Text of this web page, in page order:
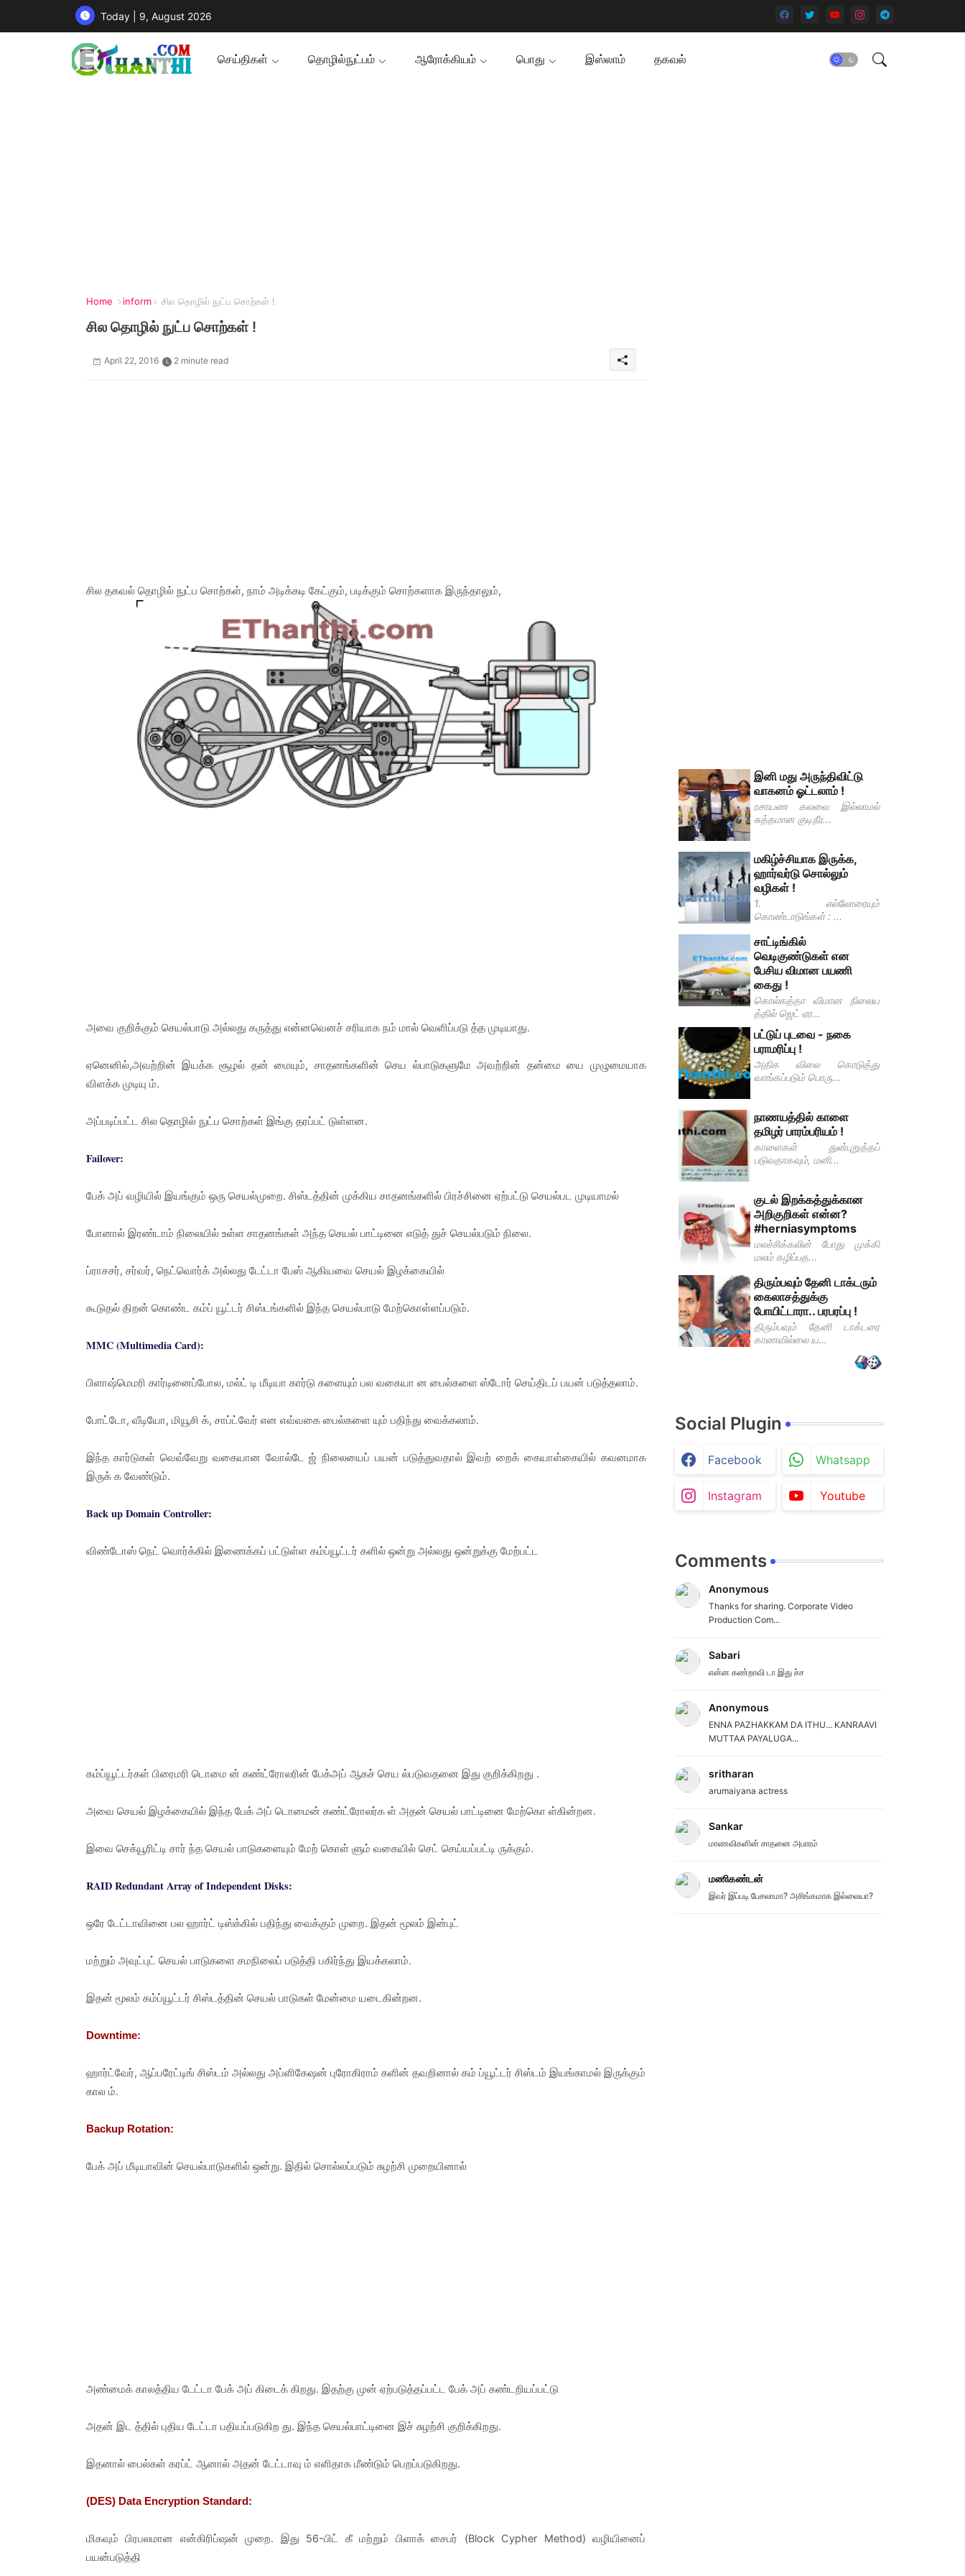
Today | 9, August 2026
செய்திகள் தொழில்நுட்பம் ஆரோக்கியம் பொது இஸ்லாம் தகவல்
Home inform சில தொழில் நுட்ப சொற்கள் !
சில தொழில் நுட்ப சொற்கள் !
April 22, 2016 2 minute read
சில தகவல் தொழில் நுட்ப சொற்கள், நாம் அடிக்கடி கேட்கும், படிக்கும் சொற்களாக இருந்தாலும்,
அவை குறிக்கும் செயல்பாடு அல்லது கருத்து என்னவெனச் சரியாக நம் மால் வெளிப்படு த்த முடியாது.
ஏனெனில்,அவற்றின் இயக்க சூழல் தன் மையும், சாதனங்களின் செய ல்பாடுகளுமே அவற்றின் தன்மை யை முழுமையாக
விளக்க முடியு ம்.
அப்படிப்பட்ட சில தொழில் நுட்ப சொற்கள் இங்கு தரப்பட் டுள்ளன.
Failover:
பேக் அப் வழியில் இயங்கும் ஒரு செயல்முறை. சிஸ்டத்தின் முக்கிய சாதனங்களில் பிரச்சினை ஏற்பட்டு செயல்பட முடியாமல்
போனால் இரண்டாம் நிலையில் உள்ள சாதனங்கள் அந்த செயல் பாட்டினை எடுத் துச் செயல்படும் நிலை.
ப்ராசசர், சர்வர், நெட்வொர்க் அல்லது டேட்டா பேஸ் ஆகியவை செயல் இழக்கையில்
கூடுதல் திறன் கொண்ட கம்ப் யூட்டர் சிஸ்டங்களில் இந்த செயல்பாடு மேற்கொள்ளப்படும்.
MMC (Multimedia Card):
பிளாஷ்மெமரி கார்டினைப்போல, மல்ட் டி மீடியா கார்டு களையும் பல வகையா ன பைல்களை ஸ்டோர் செய்திடப் பயன் படுத்தலாம்.
போட்டோ, வீடியோ, மியூசி க், சாப்ட்வேர் என எவ்வகை பைல்களை யும் பதிந்து வைக்கலாம்.
இந்த கார்டுகள் வெவ்வேறு வகையான வோல்டே ஜ் நிலையைப் பயன் படுத்துவதால் இவற் றைக் கையாள்கையில் கவனமாக
இருக் க வேண்டும்.
Back up Domain Controller:
விண்டோஸ் நெட் வொர்க்கில் இணைக்கப் பட்டுள்ள கம்ப்யூட்டர் களில் ஒன்று அல்லது ஒன்றுக்கு மேற்பட்ட
கம்ப்யூட்டர்கள் பிரைமரி டொமை ன் கண்ட்ரோலரின் பேக்அப் ஆகச் செய ல்படுவதனை இது குறிக்கிறது .
அவை செயல் இழக்கையில் இந்த பேக் அப் டொமைன் கண்ட்ரோலர்க ள் அதன் செயல் பாட்டினை மேற்கொ ள்கின்றன.
இவை செக்யூரிட்டி சார் ந்த செயல் பாடுகளையும் மேற் கொள் ளும் வகையில் செட் செய்யப்பட்டி ருக்கும்.
RAID Redundant Array of Independent Disks:
ஒரே டேட்டாவினை பல ஹார்ட் டிஸ்க்கில் பதிந்து வைக்கும் முறை. இதன் மூலம் இன்புட்
மற்றும் அவுட்புட் செயல் பாடுகளை சமநிலைப் படுத்தி பகிர்ந்து இயக்கலாம்.
இதன் மூலம் கம்ப்யூட்டர் சிஸ்டத்தின் செயல் பாடுகள் மேன்மை யடைகின்றன.
Downtime:
ஹார்ட்வேர், ஆப்பரேட்டிங் சிஸ்டம் அல்லது அப்ளிகேஷன் புரோகிராம் களின் தவறினால் கம் ப்யூட்டர் சிஸ்டம் இயங்காமல் இருக்கும்
கால ம்.
Backup Rotation:
பேக் அப் மீடியாவின் செயல்பாடுகளில் ஒன்று. இதில் சொல்லப்படும் சுழற்சி முறையினால்
அண்மைக் காலத்திய டேட்டா பேக் அப் கிடைக் கிறது. இதற்கு முன் ஏற்படுத்தப்பட்ட பேக் அப் கண்டறியப்பட்டு
அதன் இட த்தில் புதிய டேட்டா பதியப்படுகிற து. இந்த செயல்பாட்டினை இச் சுழற்சி குறிக்கிறது.
இதனால் பைல்கள் கரப்ட் ஆனால் அதன் டேட்டாவு ம் எளிதாக மீண்டும் பெறப்படுகிறது.
(DES) Data Encryption Standard:
மிகவும் பிரபலமான என்கிரிப்ஷன் முறை. இது 56-பிட் கீ மற்றும் பிளாக் சைபர் (Block Cypher Method) வழியினைப்
பயன்படுத்தி
இனி மது அருந்திவிட்டு
வாகனம் ஓட்டலாம் !
ரசாயண கலவை இல்லாமல்
சுத்தமான குடிநீர...
மகிழ்ச்சியாக இருக்க,
ஹார்வர்டு சொல்லும்
வழிகள் !
1. எல்லோரையும்
கொண்டாடுங்கள் : ...
சாட்டிங்கில்
வெடிகுண்டுகள் என
பேசிய விமான பயணி
கைது !
கொல்கத்தா விமான நிலைய
த்தில் ஜெட் ஏர...
பட்டுப் புடவை - நகை
பராமரிப்பு !
அதிக விலை கொடுத்து
வாங்கப்படும் பொரு...
நாணயத்தில் காளை
தமிழர் பாரம்பரியம் !
காளைகள் துன்புறுத்தப்
படுவதாகவும், மனி...
குடல் இறக்கத்துக்கான
அறிகுறிகள் என்ன?
#herniasymptoms
மலச்சிக்கலின் போது முக்கி
மலம் கழிப்பத...
திரும்பவும் தேனி டாக்டரும்
கைலாசத்துக்கு
போயிட்டாரா.. பரபரப்பு !
திரும்பவும் தேனி டாக்டரை
காணவில்லை ய...
Social Plugin
Facebook Whatsapp
Instagram Youtube
Comments
Anonymous
Thanks for sharing. Corporate Video
Production Com...
Sabari
என்ன கண்றாவி டா இது ச்ச
Anonymous
ENNA PAZHAKKAM DA ITHU... KANRAAVI
MUTTAA PAYALUGA...
sritharan
arumaiyana actress
Sankar
மாணவிகளின் சாதனை அபாரம்
மணிகண்டன்
இவர் இப்படி பேசலாமா? அசிங்கமாக இல்லையா?